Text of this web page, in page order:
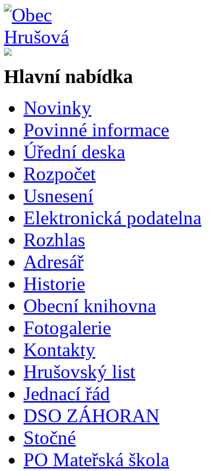
Hlavní nabídka
Novinky
Povinné informace
Úřední deska
Rozpočet
Usnesení
Elektronická podatelna
Rozhlas
Adresář
Historie
Obecní knihovna
Fotogalerie
Kontakty
Hrušovský list
Jednací řád
DSO ZÁHORAN
Stočné
PO Mateřská škola